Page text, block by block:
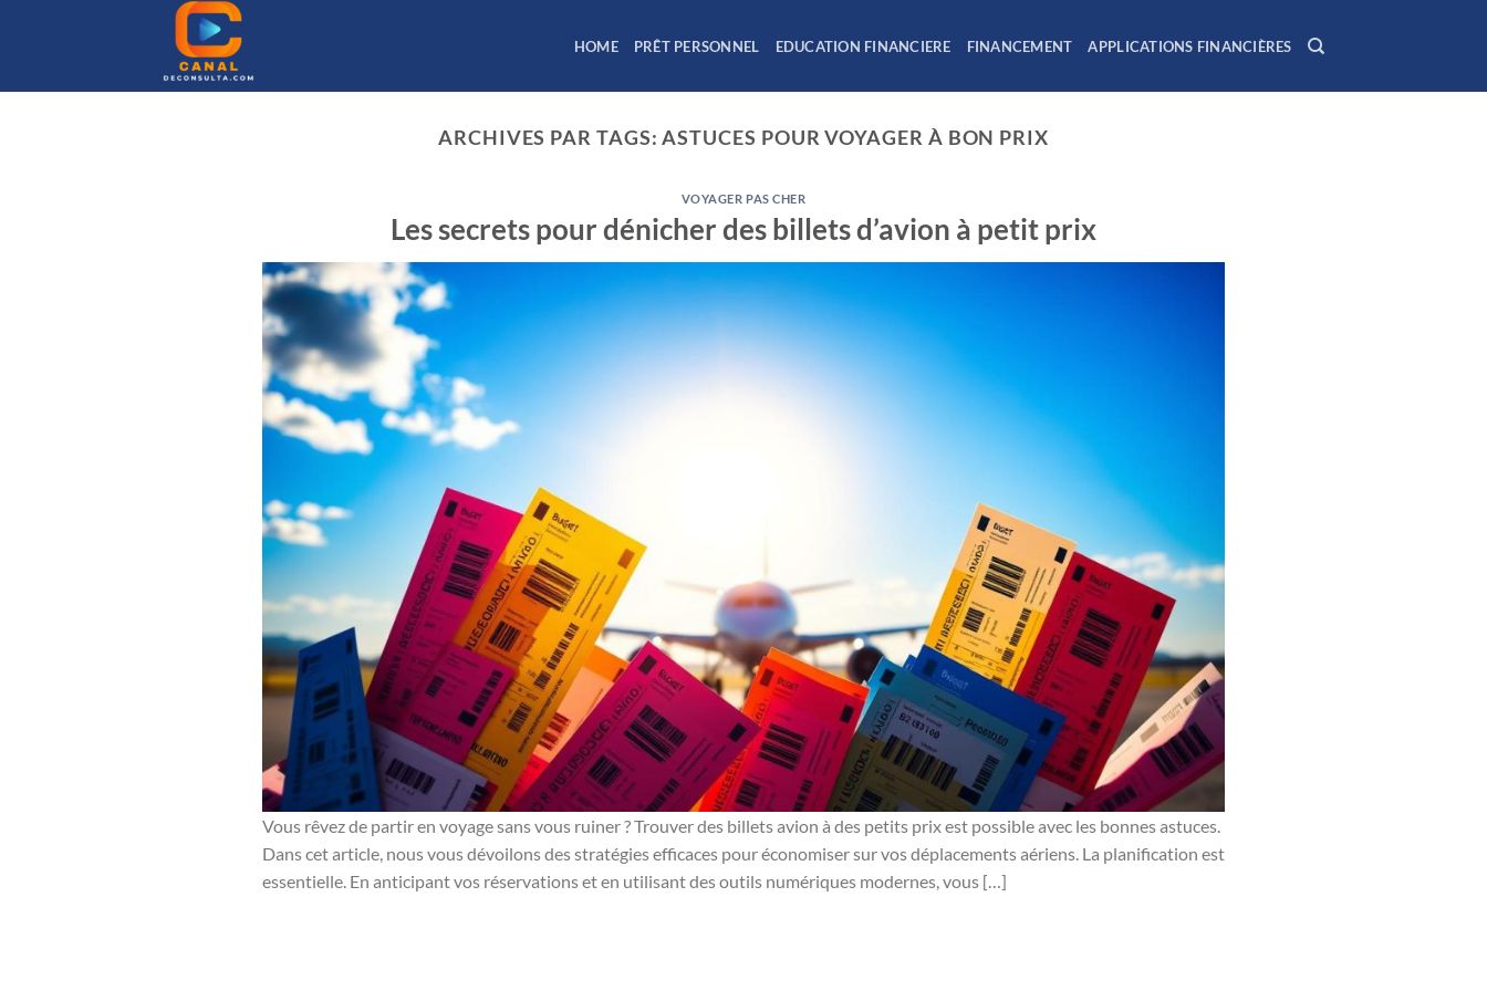
HOME PRÊT PERSONNEL EDUCATION FINANCIERE FINANCEMENT APPLICATIONS FINANCIÈRES
ARCHIVES PAR TAGS:ASTUCES POUR VOYAGER À BON PRIX
VOYAGER PAS CHER
Les secrets pour dénicher des billets d’avion à petit prix
Vous rêvez de partir en voyage sans vous ruiner ? Trouver des billets avion à des petits prix est possible avec les bonnes astuces.
Dans cet article, nous vous dévoilons des stratégies efficaces pour économiser sur vos déplacements aériens. La planification est
essentielle. En anticipant vos réservations et en utilisant des outils numériques modernes, vous […]